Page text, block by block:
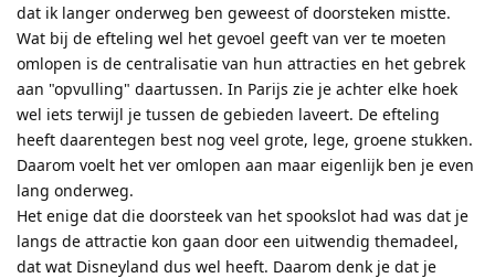
dat ik langer onderweg ben geweest of doorsteken mistte.
Wat bij de efteling wel het gevoel geeft van ver te moeten
omlopen is de centralisatie van hun attracties en het gebrek
aan "opvulling" daartussen. In Parijs zie je achter elke hoek
wel iets terwijl je tussen de gebieden laveert. De efteling
heeft daarentegen best nog veel grote, lege, groene stukken.
Daarom voelt het ver omlopen aan maar eigenlijk ben je even
lang onderweg.
Het enige dat die doorsteek van het spookslot had was dat je
langs de attractie kon gaan door een uitwendig themadeel,
dat wat Disneyland dus wel heeft. Daarom denk je dat je